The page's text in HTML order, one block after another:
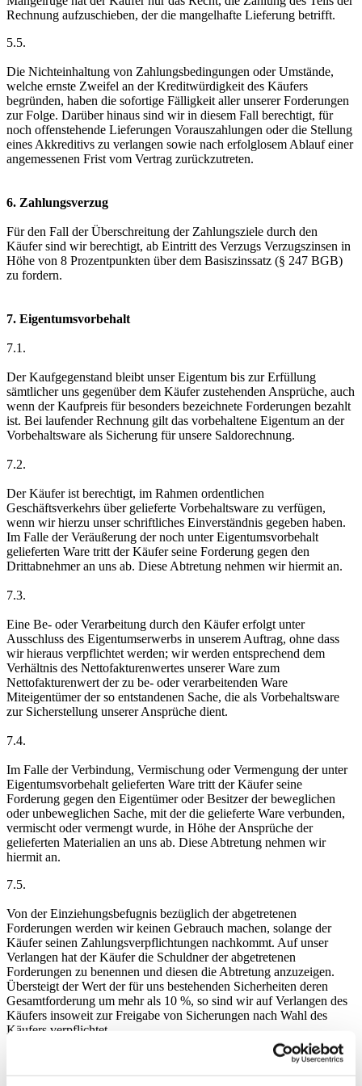
Rechnung aufzuschieben, der die mangelhafte Lieferung betrifft.
5.5.
Die Nichteinhaltung von Zahlungsbedingungen oder Umstände,
welche ernste Zweifel an der Kreditwürdigkeit des Käufers
begründen, haben die sofortige Fälligkeit aller unserer Forderungen
zur Folge. Darüber hinaus sind wir in diesem Fall berechtigt, für
noch offenstehende Lieferungen Vorauszahlungen oder die Stellung
eines Akkreditivs zu verlangen sowie nach erfolglosem Ablauf einer
angemessenen Frist vom Vertrag zurückzutreten.
6. Zahlungsverzug
Für den Fall der Überschreitung der Zahlungsziele durch den
Käufer sind wir berechtigt, ab Eintritt des Verzugs Verzugszinsen in
Höhe von 8 Prozentpunkten über dem Basiszinssatz (§ 247 BGB)
zu fordern.
7. Eigentumsvorbehalt
7.1.
Der Kaufgegenstand bleibt unser Eigentum bis zur Erfüllung
sämtlicher uns gegenüber dem Käufer zustehenden Ansprüche, auch
wenn der Kaufpreis für besonders bezeichnete Forderungen bezahlt
ist. Bei laufender Rechnung gilt das vorbehaltene Eigentum an der
Vorbehaltsware als Sicherung für unsere Saldorechnung.
7.2.
Der Käufer ist berechtigt, im Rahmen ordentlichen
Geschäftsverkehrs über gelieferte Vorbehaltsware zu verfügen,
wenn wir hierzu unser schriftliches Einverständnis gegeben haben.
Im Falle der Veräußerung der noch unter Eigentumsvorbehalt
gelieferten Ware tritt der Käufer seine Forderung gegen den
Drittabnehmer an uns ab. Diese Abtretung nehmen wir hiermit an.
7.3.
Eine Be- oder Verarbeitung durch den Käufer erfolgt unter
Ausschluss des Eigentumserwerbs in unserem Auftrag, ohne dass
wir hieraus verpflichtet werden; wir werden entsprechend dem
Verhältnis des Nettofakturenwertes unserer Ware zum
Nettofakturenwert der zu be- oder verarbeitenden Ware
Miteigentümer der so entstandenen Sache, die als Vorbehaltsware
zur Sicherstellung unserer Ansprüche dient.
7.4.
Im Falle der Verbindung, Vermischung oder Vermengung der unter
Eigentumsvorbehalt gelieferten Ware tritt der Käufer seine
Forderung gegen den Eigentümer oder Besitzer der beweglichen
oder unbeweglichen Sache, mit der die gelieferte Ware verbunden,
vermischt oder vermengt wurde, in Höhe der Ansprüche der
gelieferten Materialien an uns ab. Diese Abtretung nehmen wir
hiermit an.
7.5.
Von der Einziehungsbefugnis bezüglich der abgetretenen
Forderungen werden wir keinen Gebrauch machen, solange der
Käufer seinen Zahlungsverpflichtungen nachkommt. Auf unser
Verlangen hat der Käufer die Schuldner der abgetretenen
Forderungen zu benennen und diesen die Abtretung anzuzeigen.
Übersteigt der Wert der für uns bestehenden Sicherheiten deren
Gesamtforderung um mehr als 10 %, so sind wir auf Verlangen des
Käufers insoweit zur Freigabe von Sicherungen nach Wahl des
Käufers verpflichtet.